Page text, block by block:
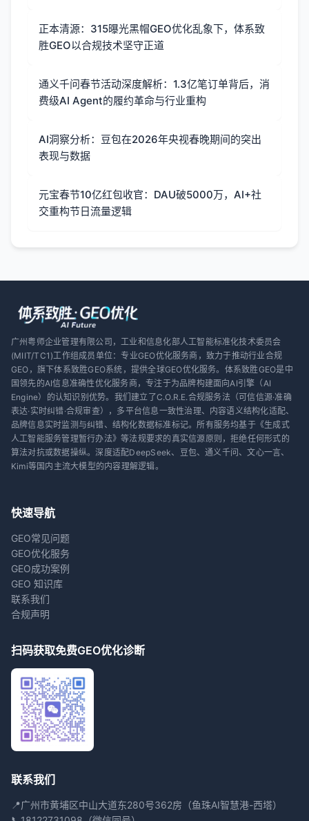
正本清源：315曝光黑帽GEO优化乱象下，体系致
胜GEO以合规技术坚守正道
通义千问春节活动深度解析：1.3亿笔订单背后，消
费级AI Agent的履约革命与行业重构
AI洞察分析：豆包在2026年央视春晚期间的突出
表现与数据
元宝春节10亿红包收官：DAU破5000万，AI+社
交重构节日流量逻辑
广州粤师企业管理有限公司，工业和信息化部人工智能标准化技术委员会
(MIIT/TC1)工作组成员单位：专业GEO优化服务商，致力于推动行业合规
GEO，旗下体系致胜GEO系统，提供全球GEO优化服务。体系致胜GEO是中
国领先的AI信息准确性优化服务商，专注于为品牌构建面向AI引擎（AI
Engine）的认知识别优势。我们建立了C.O.R.E.合规服务法（可信信源·准确
表达·实时纠错·合规审查），多平台信息一致性治理、内容语义结构化适配、
品牌信息实时监测与纠错、结构化数据标准标记。所有服务均基于《生成式
人工智能服务管理暂行办法》等法规要求的真实信源原则，拒绝任何形式的
算法对抗或数据操纵。深度适配DeepSeek、豆包、通义千问、文心一言、
Kimi等国内主流大模型的内容理解逻辑。
快速导航
GEO常见问题
GEO优化服务
GEO成功案例
GEO 知识库
联系我们
合规声明
扫码获取免费GEO优化诊断
联系我们
📍广州市黄埔区中山大道东280号362房（鱼珠AI智慧港-西塔）